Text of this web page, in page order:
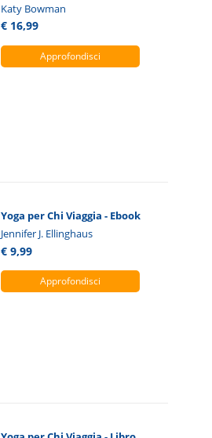
Katy Bowman
€ 16,99
Approfondisci
Yoga per Chi Viaggia - Ebook
Jennifer J. Ellinghaus
€ 9,99
Approfondisci